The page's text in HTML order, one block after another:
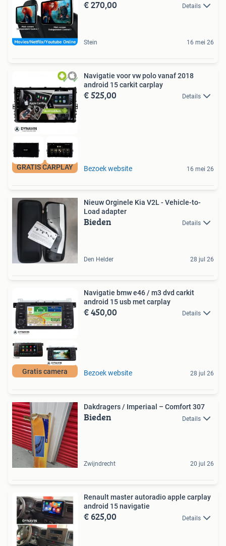
€ 270,00 Details
Stein 16 mei 26
GRATIS CARPLAY
Navigatie voor vw polo vanaf 2018
android 15 carkit carplay
€ 525,00 Details
Bezoek website 16 mei 26
Nieuw Orginele Kia V2L - Vehicle-to-
Load adapter
Bieden Details
Den Helder 28 jul 26
Gratis camera
Navigatie bmw e46 / m3 dvd carkit
android 15 usb met carplay
€ 450,00 Details
Bezoek website 28 jul 26
Dakdragers / Imperiaal – Comfort 307
Bieden Details
Zwijndrecht 20 jul 26
Renault master autoradio apple carplay
android 15 navigatie
€ 625,00 Details